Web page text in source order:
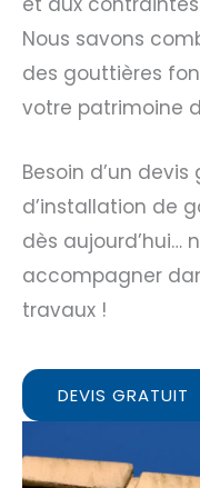
Nous savons
des gouttières
votre patrimoine
Besoin d’un
d’installation de
dès aujourd’hui…
accompagner
travaux !
DEVIS GRATUIT